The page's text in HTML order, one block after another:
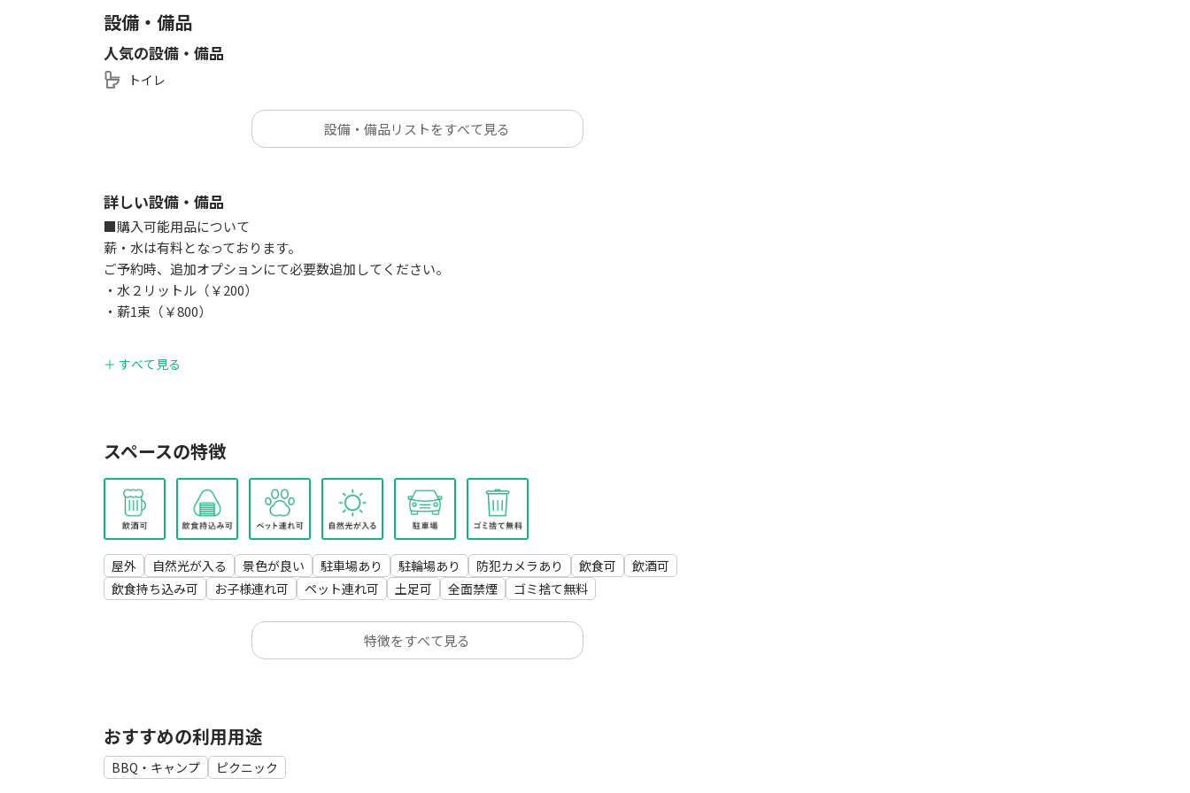
設備・備品
人気の設備・備品
トイレ
設備・備品リストをすべて見る
詳しい設備・備品
■購入可能用品について
薪・水は有料となっております。
ご予約時、追加オプションにて必要数追加してください。
・水２リットル（￥200）
・薪1束（￥800）
＋ すべて見る
スペースの特徴
屋外 自然光が入る 景色が良い 駐車場あり 駐輪場あり 防犯カメラあり 飲食可
飲酒可
飲食持ち込み可
お子様連れ可 ペット連れ可 土足可 全面禁煙 ゴミ捨て無料
特徴をすべて見る
おすすめの利用用途
BBQ・キャンプ ピクニック